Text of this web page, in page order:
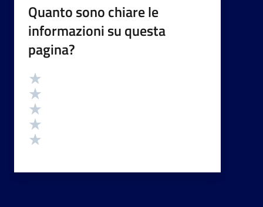
Quanto sono chiare le
informazioni su questa
pagina?
Valutazione